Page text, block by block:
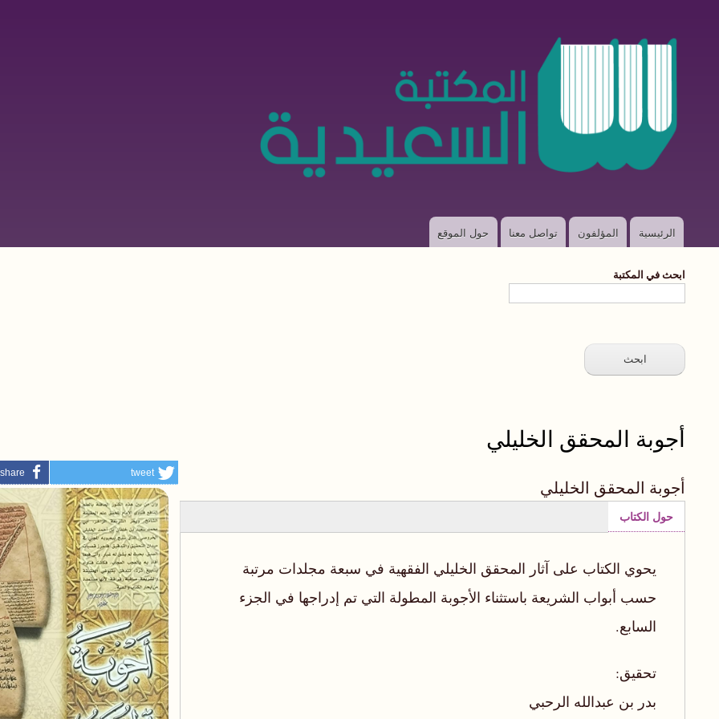
Mainالرئيسية المؤلفون تواصل معنا حول الموقع
ابحث في المكتبة
أجوبة المحقق الخليلي
أجوبة المحقق الخليلي
حول الكتاب
(علامة
النشطة)
يحوي الكتاب على آثار المحقق الخليلي الفقهية في سبعة مجلدات مرتبة
حسب أبواب الشريعة باستثناء الأجوبة المطولة التي تم إدراجها في الجزء
السابع.
تحقيق:
بدر بن عبدالله الرحبي
tweet
share